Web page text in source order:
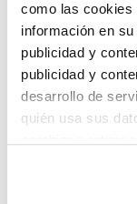
como las cookies
información en
publicidad y
publicidad y
desarrollo de
quién usa sus
Lo
te
Pero puedes
buscando en